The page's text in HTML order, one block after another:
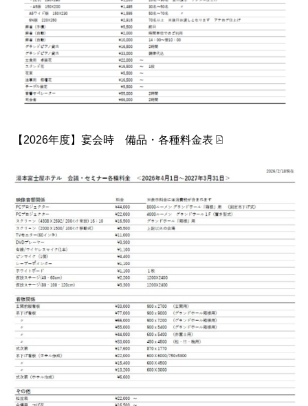
【2026年度】宴会時 備品・各種料金表